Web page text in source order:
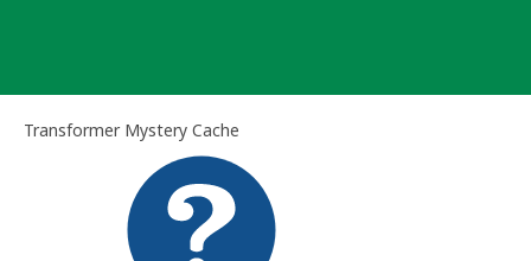
Transformer Mystery Cache